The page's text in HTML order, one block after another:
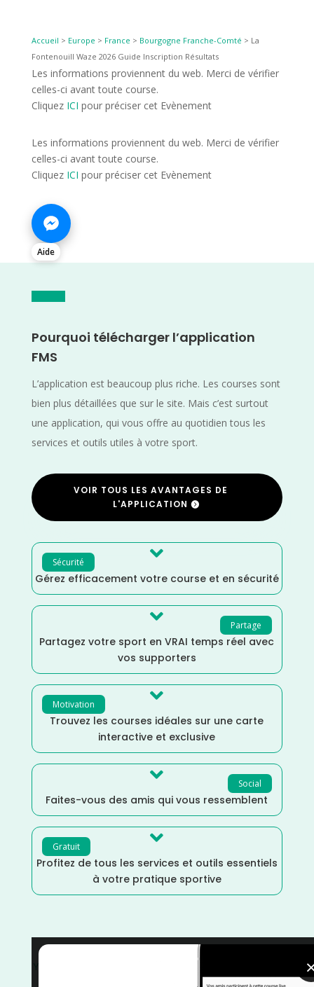
Accueil > Europe > France > Bourgogne Franche-Comté > La
Fontenouill Waze 2026 Guide Inscription Résultats
Les informations proviennent du web. Merci de vérifier
celles-ci avant toute course.
Cliquez ICI pour préciser cet Evènement
Les informations proviennent du web. Merci de vérifier
celles-ci avant toute course.
Cliquez ICI pour préciser cet Evènement
Aide
Pourquoi télécharger l’application
FMS
L’application est beaucoup plus riche. Les courses sont
bien plus détaillées que sur le site. Mais c’est surtout
une application, qui vous offre au quotidien tous les
services et outils utiles à votre sport.
VOIR TOUS LES AVANTAGES DE
L'APPLICATION
Sécurité 
Gérez efficacement votre course et en sécurité
Partage

Partagez votre sport en VRAI temps réel avec
vos supporters
Motivation 
Trouvez les courses idéales sur une carte
interactive et exclusive
Social

Faites-vous des amis qui vous ressemblent
Gratuit 
Profitez de tous les services et outils essentiels
à votre pratique sportive
Yonne
Course à Obstacles/